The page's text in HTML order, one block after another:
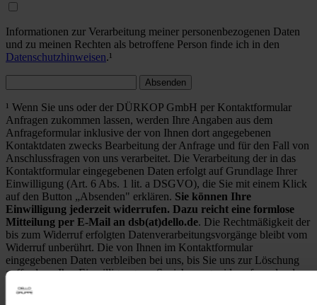
Informationen zur Verarbeitung meiner personenbezogenen Daten
und zu meinen Rechten als betroffene Person finde ich in den
Datenschutzhinweisen.¹
Absenden
¹ Wenn Sie uns oder der DÜRKOP GmbH per Kontaktformular
Anfragen zukommen lassen, werden Ihre Angaben aus dem
Anfrageformular inklusive der von Ihnen dort angegebenen
Kontaktdaten zwecks Bearbeitung der Anfrage und für den Fall von
Anschlussfragen von uns verarbeitet. Die Verarbeitung der in das
Kontaktformular eingegebenen Daten erfolgt auf Grundlage Ihrer
Einwilligung (Art. 6 Abs. 1 lit. a DSGVO), die Sie mit einem Klick
auf den Button „Absenden" erklären. Sie können Ihre
Einwilligung jederzeit widerrufen. Dazu reicht eine formlose
Mitteilung per E-Mail an dsb(at)dello.de. Die Rechtmäßigkeit der
bis zum Widerruf erfolgten Datenverarbeitungsvorgänge bleibt vom
Widerruf unberührt. Die von Ihnen im Kontaktformular
eingegebenen Daten verbleiben bei uns, bis Sie uns zur Löschung
auffordern, Ihre Einwilligung zur Speicherung widerrufen oder der
Zweck für die Datenspeicherung entfällt (z. B. nach
abgeschlossener Bearbeitung Ihrer Anfrage). Zwingende gesetzliche